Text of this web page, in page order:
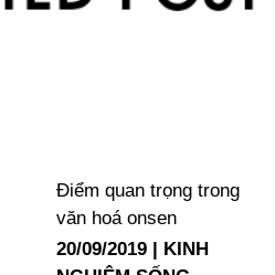
Điểm quan trọng trong
văn hoá onsen
20/09/2019
KINH